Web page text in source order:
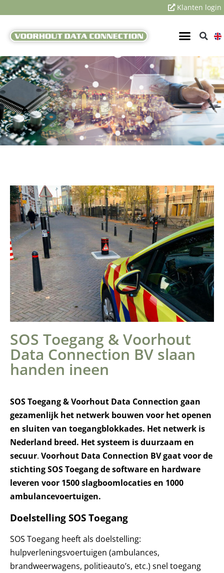
Klanten login
SOS Toegang & Voorhout
Data Connection BV slaan
handen ineen
SOS Toegang & Voorhout Data Connection gaan
gezamenlijk het netwerk bouwen voor het openen
en sluiten van toegangblokkades. Het netwerk is
Nederland breed. Het systeem is duurzaam en
secuur. Voorhout Data Connection BV gaat voor de
stichting SOS Toegang de software en hardware
leveren voor 1500 slagboomlocaties en 1000
ambulancevoertuigen.
Doelstelling SOS Toegang
SOS Toegang heeft als doelstelling:
hulpverleningsvoertuigen (ambulances,
brandweerwagens, politieauto’s, etc.) snel toegang